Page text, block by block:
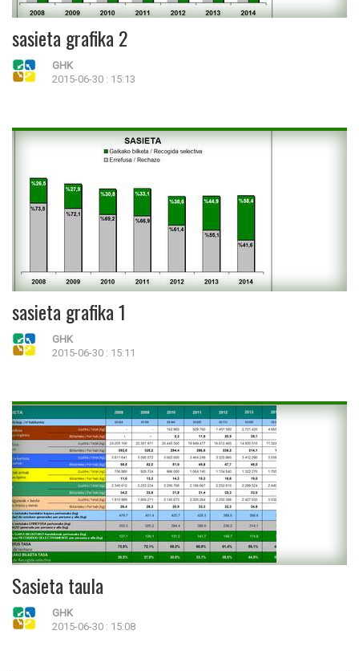
sasieta grafika 2
GHK
2015-06-30 : 15:13
sasieta grafika 1
GHK
2015-06-30 : 15:11
Sasieta taula
GHK
2015-06-30 : 15:08